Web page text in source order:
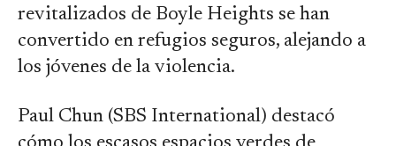
revitalizados de Boyle Heights se han
convertido en refugios seguros, alejando a
los jóvenes de la violencia.
Paul Chun (SBS International) destacó